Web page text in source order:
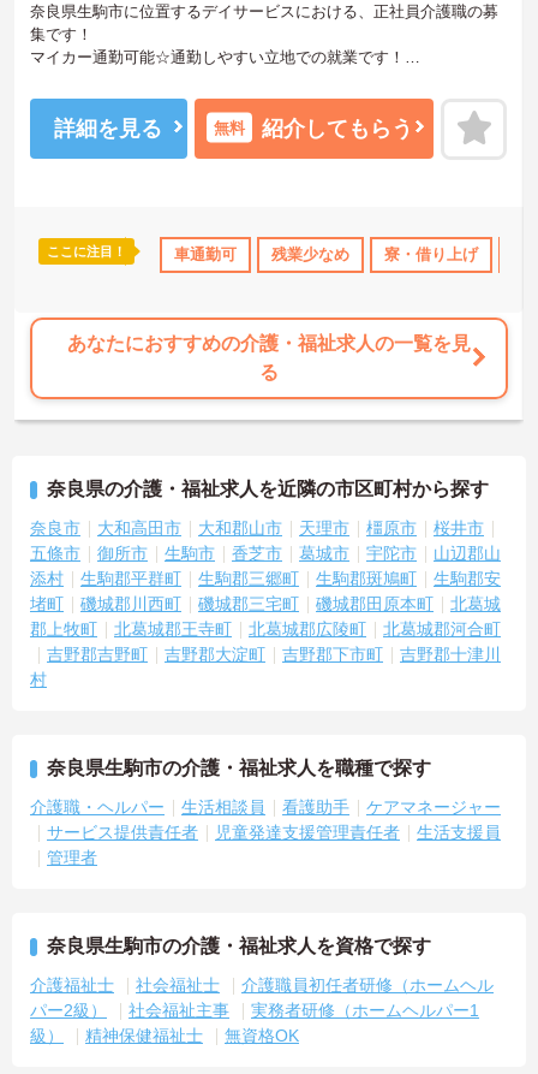
寮・借り上げ 住宅手当・補助 託児所・育児補助
奈良県生駒市に位置するデイサービスにおける、正社員介護職の募
集です！
マイカー通勤可能☆通勤しやすい立地での就業です！
たしますのでお気軽にご相談ください。
詳細を見る 無料 紹介してもらう
ここに注目！ 車通勤可 残業少なめ 寮・借り上げ
あなたにおすすめの介護・福祉求人の一覧を見
る
奈良県の介護・福祉求人を近隣の市区町村から探す
奈良市 大和高田市 大和郡山市 天理市 橿原市
桜井市
五條市
御所市 生駒市 香芝市 葛城市 宇陀市
山辺郡山
添村
生駒郡平群町 生駒郡三郷町 生駒郡斑鳩町
生駒郡安
堵町
磯城郡川西町 磯城郡三宅町 磯城郡田原本町
北葛城
郡上牧町
北葛城郡王寺町 北葛城郡広陵町
北葛城郡河合町
吉野郡吉野町
吉野郡大淀町 吉野郡下市町
吉野郡十津川
村
奈良県生駒市の介護・福祉求人を職種で探す
介護職・ヘルパー 生活相談員 看護助手
ケアマネージャー
サービス提供責任者
児童発達支援管理責任者
生活支援員
管理者
奈良県生駒市の介護・福祉求人を資格で探す
介護福祉士 社会福祉士
介護職員初任者研修（ホームヘル
パー2級）
社会福祉主事
実務者研修（ホームヘルパー1
級）
精神保健福祉士 無資格OK